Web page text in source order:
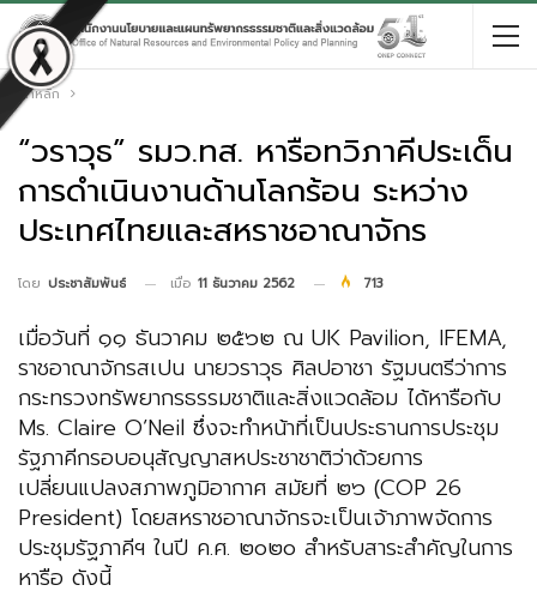
หน้าหลัก
“วราวุธ” รมว.ทส. หารือทวิภาคีประเด็น
การดำเนินงานด้านโลกร้อน ระหว่าง
ประเทศไทยและสหราชอาณาจักร
โดย ประชาสัมพันธ์ เมื่อ 11 ธันวาคม 2562 713
เมื่อวันที่ ๑๑ ธันวาคม ๒๕๖๒ ณ UK Pavilion, IFEMA,
ราชอาณาจักรสเปน นายวราวุธ ศิลปอาชา รัฐมนตรีว่าการ
กระทรวงทรัพยากรธรรมชาติและสิ่งแวดล้อม ได้หารือกับ
Ms. Claire O’Neil ซึ่งจะทำหน้าที่เป็นประธานการประชุม
รัฐภาคีกรอบอนุสัญญาสหประชาชาติว่าด้วยการ
เปลี่ยนแปลงสภาพภูมิอากาศ สมัยที่ ๒๖ (COP 26
President) โดยสหราชอาณาจักรจะเป็นเจ้าภาพจัดการ
ประชุมรัฐภาคีฯ ในปี ค.ศ. ๒๐๒๐ สำหรับสาระสำคัญในการ
หารือ ดังนี้